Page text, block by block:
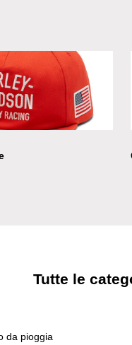
Tutte le
da pioggia